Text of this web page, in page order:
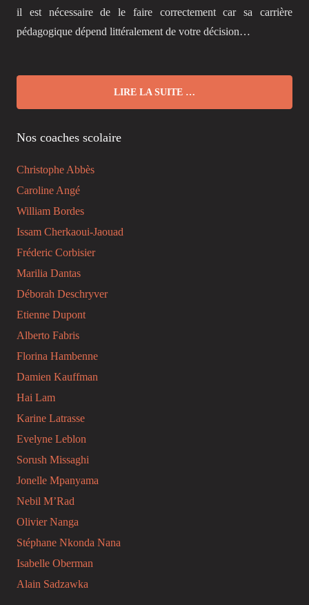
il est nécessaire de le faire correctement car sa carrière
pédagogique dépend littéralement de votre décision…
LIRE LA SUITE …
Nos coaches scolaire
Christophe Abbès
Caroline Angé
William Bordes
Issam Cherkaoui-Jaouad
Fréderic Corbisier
Marilia Dantas
Déborah Deschryver
Etienne Dupont
Alberto Fabris
Florina Hambenne
Damien Kauffman
Hai Lam
Karine Latrasse
Evelyne Leblon
Sorush Missaghi
Jonelle Mpanyama
Nebil M’Rad
Olivier Nanga
Stéphane Nkonda Nana
Isabelle Oberman
Alain Sadzawka